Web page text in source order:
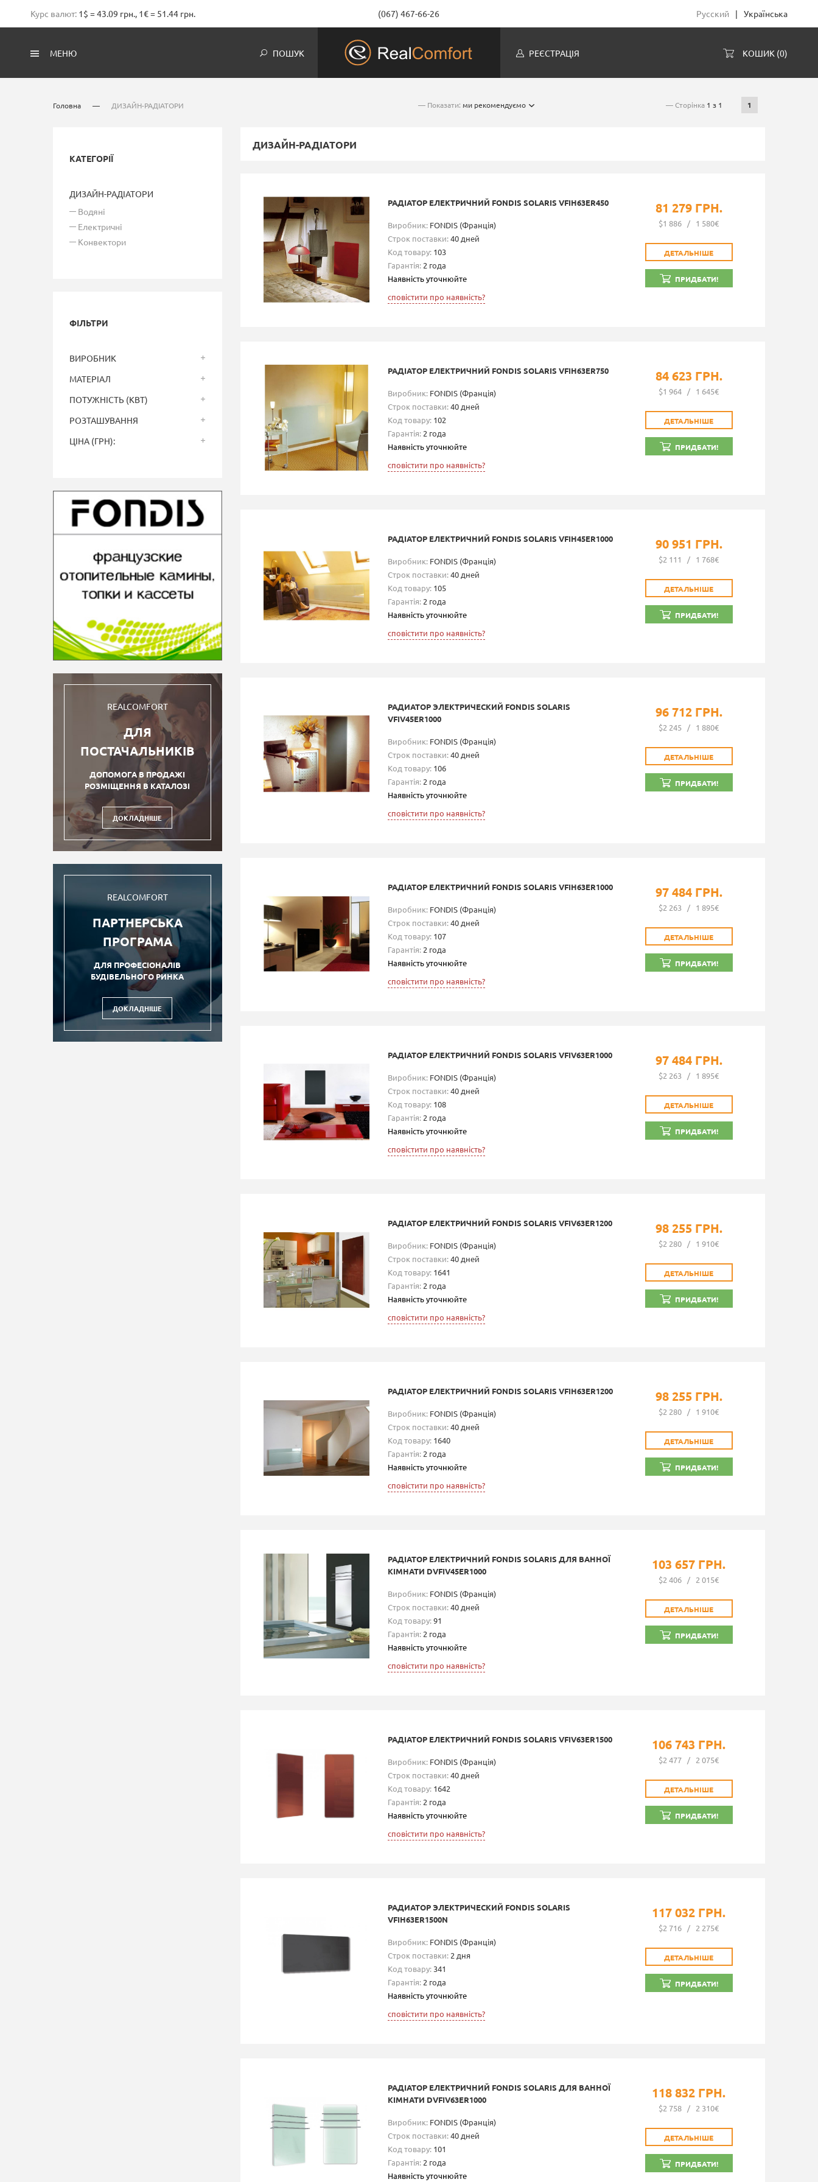
Курс валют: 1$ = 43.09 грн., 1€ = 51.44 грн. (067) 467-66-26 Русский | Українська
МЕНЮ ПОШУК РЕЄСТРАЦІЯ КОШИК (0)
Головна — ДИЗАЙН-РАДІАТОРИ — Показати: ми рекомендуємо — Сторінка 1 з 1 1
КАТЕГОРІЇ
ДИЗАЙН-РАДІАТОРИ
Водяні
Електричні
Конвектори
ФІЛЬТРИ
ВИРОБНИК
МАТЕРІАЛ
ПОТУЖНІСТЬ (КВТ)
РОЗТАШУВАННЯ
ЦІНА (ГРН):
REALCOMFORT
ДЛЯ
ПОСТАЧАЛЬНИКІВ
ДОПОМОГА В ПРОДАЖІ
РОЗМІЩЕННЯ В КАТАЛОЗІ
ДОКЛАДНІШЕ
REALCOMFORT
ПАРТНЕРСЬКА
ПРОГРАМА
ДЛЯ ПРОФЕСІОНАЛІВ
БУДІВЕЛЬНОГО РИНКА
ДОКЛАДНІШЕ
ДИЗАЙН-РАДІАТОРИ
РАДІАТОР ЕЛЕКТРИЧНИЙ FONDIS SOLARIS VFIH63ER450
Виробник: FONDIS (Франція)
Строк поставки:40 дней
Код товару: 103
Гарантія: 2 года
Наявність уточнюйте
сповістити про наявність?
81 279 ГРН.
$1 886 / 1 580€
ДЕТАЛЬНІШЕ
ПРИДБАТИ!
РАДІАТОР ЕЛЕКТРИЧНИЙ FONDIS SOLARIS VFIH63ER750
Виробник: FONDIS (Франція)
Строк поставки:40 дней
Код товару: 102
Гарантія: 2 года
Наявність уточнюйте
сповістити про наявність?
84 623 ГРН.
$1 964 / 1 645€
ДЕТАЛЬНІШЕ
ПРИДБАТИ!
РАДІАТОР ЕЛЕКТРИЧНИЙ FONDIS SOLARIS VFIH45ER1000
Виробник: FONDIS (Франція)
Строк поставки:40 дней
Код товару: 105
Гарантія: 2 года
Наявність уточнюйте
сповістити про наявність?
90 951 ГРН.
$2 111 / 1 768€
ДЕТАЛЬНІШЕ
ПРИДБАТИ!
РАДИАТОР ЭЛЕКТРИЧЕСКИЙ FONDIS SOLARIS
VFIV45ER1000
Виробник: FONDIS (Франція)
Строк поставки:40 дней
Код товару: 106
Гарантія: 2 года
Наявність уточнюйте
сповістити про наявність?
96 712 ГРН.
$2 245 / 1 880€
ДЕТАЛЬНІШЕ
ПРИДБАТИ!
РАДІАТОР ЕЛЕКТРИЧНИЙ FONDIS SOLARIS VFIH63ER1000
Виробник: FONDIS (Франція)
Строк поставки:40 дней
Код товару: 107
Гарантія: 2 года
Наявність уточнюйте
сповістити про наявність?
97 484 ГРН.
$2 263 / 1 895€
ДЕТАЛЬНІШЕ
ПРИДБАТИ!
РАДІАТОР ЕЛЕКТРИЧНИЙ FONDIS SOLARIS VFIV63ER1000
Виробник: FONDIS (Франція)
Строк поставки:40 дней
Код товару: 108
Гарантія: 2 года
Наявність уточнюйте
сповістити про наявність?
97 484 ГРН.
$2 263 / 1 895€
ДЕТАЛЬНІШЕ
ПРИДБАТИ!
РАДІАТОР ЕЛЕКТРИЧНИЙ FONDIS SOLARIS VFIV63ER1200
Виробник: FONDIS (Франція)
Строк поставки:40 дней
Код товару: 1641
Гарантія: 2 года
Наявність уточнюйте
сповістити про наявність?
98 255 ГРН.
$2 280 / 1 910€
ДЕТАЛЬНІШЕ
ПРИДБАТИ!
РАДІАТОР ЕЛЕКТРИЧНИЙ FONDIS SOLARIS VFIH63ER1200
Виробник: FONDIS (Франція)
Строк поставки:40 дней
Код товару: 1640
Гарантія: 2 года
Наявність уточнюйте
сповістити про наявність?
98 255 ГРН.
$2 280 / 1 910€
ДЕТАЛЬНІШЕ
ПРИДБАТИ!
РАДІАТОР ЕЛЕКТРИЧНИЙ FONDIS SOLARIS ДЛЯ ВАННОЇ
КІМНАТИ DVFIV45ER1000
Виробник: FONDIS (Франція)
Строк поставки:40 дней
Код товару:91
Гарантія: 2 года
Наявність уточнюйте
сповістити про наявність?
103 657 ГРН.
$2 406 / 2 015€
ДЕТАЛЬНІШЕ
ПРИДБАТИ!
РАДІАТОР ЕЛЕКТРИЧНИЙ FONDIS SOLARIS VFIV63ER1500
Виробник: FONDIS (Франція)
Строк поставки:40 дней
Код товару: 1642
Гарантія: 2 года
Наявність уточнюйте
сповістити про наявність?
106 743 ГРН.
$2 477 / 2 075€
ДЕТАЛЬНІШЕ
ПРИДБАТИ!
РАДИАТОР ЭЛЕКТРИЧЕСКИЙ FONDIS SOLARIS
VFIH63ER1500N
Виробник: FONDIS (Франція)
Строк поставки: 2 дня
Код товару: 341
Гарантія: 2 года
Наявність уточнюйте
сповістити про наявність?
117 032 ГРН.
$2 716 / 2 275€
ДЕТАЛЬНІШЕ
ПРИДБАТИ!
РАДІАТОР ЕЛЕКТРИЧНИЙ FONDIS SOLARIS ДЛЯ ВАННОЇ
КІМНАТИ DVFIV63ER1000
Виробник: FONDIS (Франція)
Строк поставки:40 дней
Код товару: 101
Гарантія: 2 года
Наявність уточнюйте
118 832 ГРН.
$2 758 / 2 310€
ДЕТАЛЬНІШЕ
ПРИДБАТИ!